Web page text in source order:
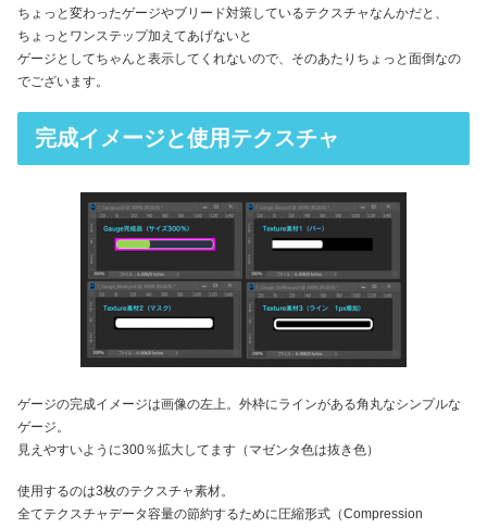
ちょっと変わったゲージやブリード対策しているテクスチャなんかだと、
ちょっとワンステップ加えてあげないと
ゲージとしてちゃんと表示してくれないので、そのあたりちょっと面倒なの
でございます。
完成イメージと使用テクスチャ
ゲージの完成イメージは画像の左上。外枠にラインがある角丸なシンプルな
ゲージ。
見えやすいように300％拡大してます（マゼンタ色は抜き色）
使用するのは3枚のテクスチャ素材。
全てテクスチャデータ容量の節約するために圧縮形式（Compression